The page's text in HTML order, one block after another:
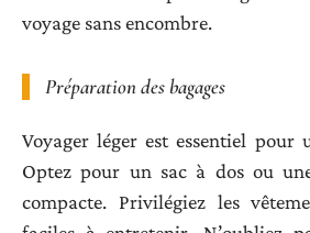
voyage sans encombre.
Préparation des bagages
Voyager léger est essentiel
Optez pour un sac à dos ou
compacte. Privilégiez les